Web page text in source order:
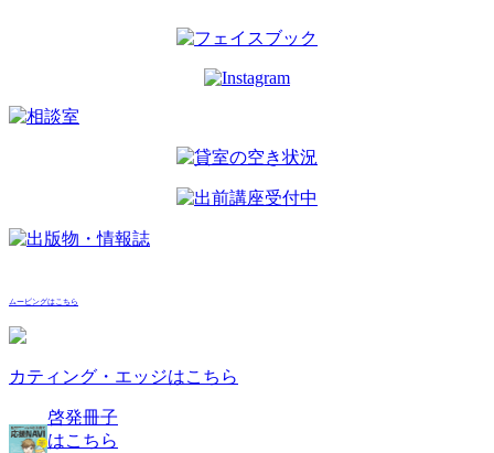
ン
ムービングはこちら
カティング・エッジはこちら
啓発冊子
はこちら